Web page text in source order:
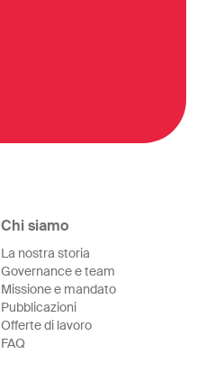
Chi siamo
La nostra storia
Governance e team
Missione e mandato
Pubblicazioni
Offerte di lavoro
FAQ